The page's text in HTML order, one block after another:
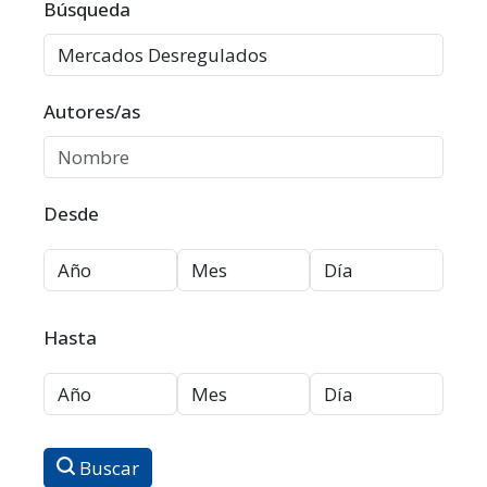
Filtros avanzados
Búsqueda
Autores/as
Desde
Hasta
Buscar